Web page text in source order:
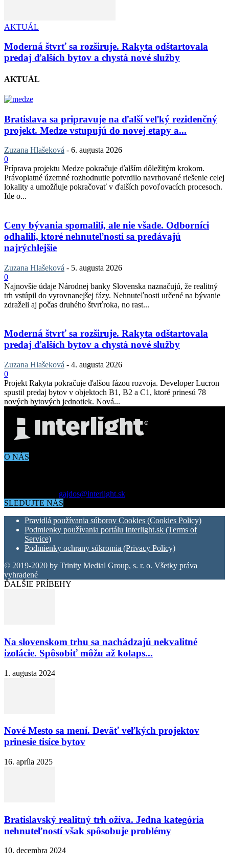
AKTUÁL
Moderná štvrť sa rozširuje. Rakyta odštartovala
predaj ďalších bytov a chystá nové služby
AKTUÁL
Bratislava sa pripravuje na ďalší veľký rezidenčný
projekt. Medze vstupujú do novej etapy a...
Zuzana Hlašeková - 6. augusta 2026
0
Príprava projektu Medze pokračuje ďalším dôležitým krokom.
Právoplatné územné rozhodnutie potvrdilo navrhované riešenie celej
lokality a umožňuje pokračovať v ďalších povoľovacích procesoch.
Ide o...
Ceny bývania spomalili, ale nie všade. Odborníci
odhalili, ktoré nehnuteľnosti sa predávajú
najrýchlejšie
Zuzana Hlašeková - 5. augusta 2026
0
Najnovšie údaje Národnej banky Slovenska naznačujú, že realitný
trh vstúpil do vyrovnanejšej fázy. Nehnuteľnosti určené na bývanie
zdraželi aj počas druhého štvrťroka, no rast...
Moderná štvrť sa rozširuje. Rakyta odštartovala
predaj ďalších bytov a chystá nové služby
Zuzana Hlašeková - 4. augusta 2026
0
Projekt Rakyta pokračuje ďalšou fázou rozvoja. Developer Lucron
spustil predaj bytov v objektoch B1, B2 a C1, ktoré prinesú 78
nových bytových jednotiek. Nová...
O NÁS
gajdos@interlight.sk
SLEDUJTE NÁS
Pravidlá používania súborov Cookies (Cookies Policy)
Podmienky používania portálu Interlight.sk (Terms of
Service)
Podmienky ochrany súkromia (Privacy Policy)
© 2019-2020 by Trinity Medial Group, s. r. o. Všetky práva
vyhradené
ĎALŠIE PRÍBEHY
Na slovenskom trhu sa nachádzajú nekvalitné
izolácie. Spôsobiť môžu až kolaps...
1. augusta 2024
Nové Mesto sa mení. Deväť veľkých projektov
prinesie tisíce bytov
16. apríla 2025
Bratislavský realitný trh ožíva. Jedna kategória
nehnuteľností však spôsobuje problémy
10. decembra 2024